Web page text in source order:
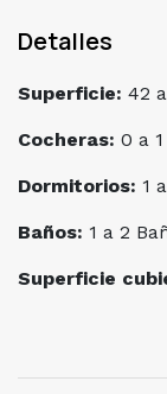
Detalles
Superficie: 42
Cocheras: 0 a 1
Dormitorios: 1
Baños: 1 a 2
Superficie